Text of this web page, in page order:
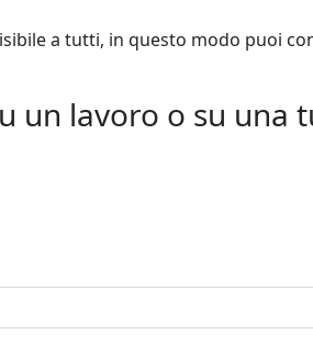
a tutti, in questo modo puoi
un lavoro o su una